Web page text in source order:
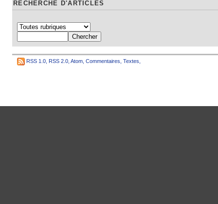
RECHERCHE D'ARTICLES
RSS 1.0 RSS 2.0 Atom Commentaires Textes